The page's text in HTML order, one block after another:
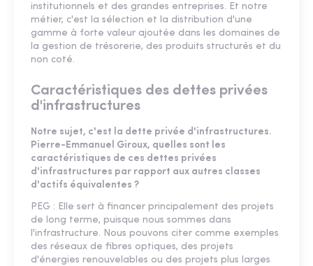
institutionnels et des grandes entreprises. Et notre
métier, c'est la sélection et la distribution d'une
gamme à forte valeur ajoutée dans les domaines de
la gestion de trésorerie, des produits structurés et du
non coté.
Caractéristiques des dettes privées
d'infrastructures
Notre sujet, c'est la dette privée d'infrastructures.
Pierre-Emmanuel Giroux, quelles sont les
caractéristiques de ces dettes privées
d'infrastructures par rapport aux autres classes
d'actifs équivalentes ?
PEG : Elle sert à financer principalement des projets
de long terme, puisque nous sommes dans
l'infrastructure. Nous pouvons citer comme exemples
des réseaux de fibres optiques, des projets
d'énergies renouvelables ou des projets plus larges